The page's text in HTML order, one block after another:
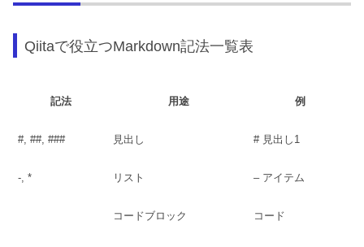
Qiitaで役立つMarkdown記法一覧表
記法 用途 例
#, ##, ### 見出し # 見出し1
-, * リスト – アイテム
コードブロック コード